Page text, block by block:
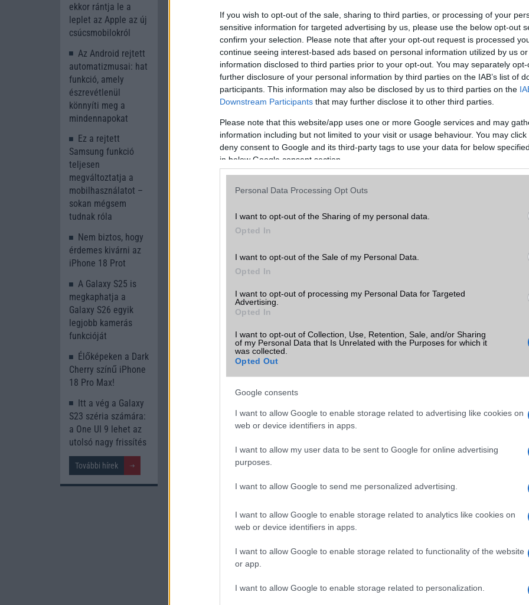
If you wish to opt-out of the sale, sharing to third parties, or processing of your
sensitive information for targeted advertising by us, please use the below opt-out
confirm your selection. Please note that after your opt-out request is processed
continue seeing interest-based ads based on personal information utilized by us
information disclosed to third parties prior to your opt-out. You may separately
further disclosure of your personal information by third parties on the IAB’s list of
participants. This information may also be disclosed by us to third parties on the
Downstream Participants that may further disclose it to other third parties.
Please note that this website/app uses one or more Google services and may
information including but not limited to your visit or usage behaviour. You may
deny consent to Google and its third-party tags to use your data for below
in below Google consent section.
Personal Data Processing Opt Outs
I want to opt-out of the Sharing of my personal data.
Opted In
I want to opt-out of the Sale of my Personal Data.
Opted In
I want to opt-out of processing my Personal Data for Targeted
Advertising.
Opted In
I want to opt-out of Collection, Use, Retention, Sale, and/or Sharing
of my Personal Data that Is Unrelated with the Purposes for which it
was collected.
Opted Out
Google consents
I want to allow Google to enable storage related to advertising like cookies on
web or device identifiers in apps.
I want to allow my user data to be sent to Google for online advertising
purposes.
I want to allow Google to send me personalized advertising.
I want to allow Google to enable storage related to analytics like cookies on
web or device identifiers in apps.
I want to allow Google to enable storage related to functionality of the website
or app.
I want to allow Google to enable storage related to personalization.
Új és Használt GSM kiemelt ajánlatok
Samsung Galaxy S26 Ultra
350.000 Ft (új)
Apple iPhone 15 Pro
280.000 Ft (új)
320.000 Ft (új)
ekkor rántja le a
leplet az Apple az új
csúcsmobilokról
Az Android rejtett
automatizmusai: hat
funkció, amely
észrevétlenül
könnyíti meg a
mindennapokat
Ez a rejtett
Samsung funkció
teljesen
megváltoztatja a
mobilhasználatot –
sokan mégsem
tudnak róla
Nem biztos, hogy
érdemes kivárni az
iPhone 18 Prot
A Galaxy S25 is
megkaphatja a
Galaxy S26 egyik
legjobb kamerás
funkcióját
Élőképeken a Dark
Cherry színű iPhone
18 Pro Max!
Itt a vég a Galaxy
S23 széria számára:
a One UI 9 lehet az
utolsó nagy frissítés
További hírek